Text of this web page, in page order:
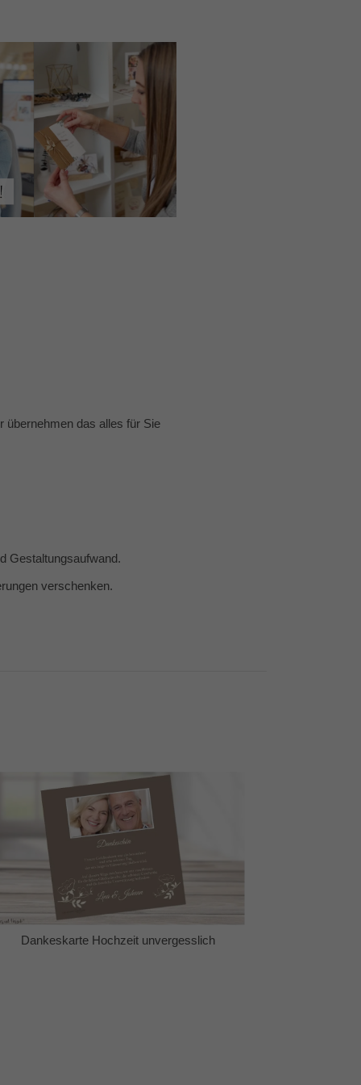
übernehmen das alles für Sie
Gestaltungsaufwand.
verschenken.
Dankeskarte Hochzeit unvergesslich